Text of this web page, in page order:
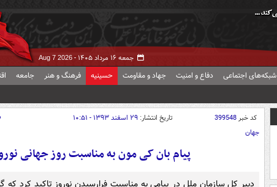
جمعه ۱۶ مرداد ۱۴۰۵ - Aug 7 2026
شبکه‌های اجتماعی دفاع و امنیت جهاد و مقاومت حسینیه فرهنگ و هنر جامعه
کد خبر399548 تاریخ انتشار: ۲۹ اسفند ۱۳۹۳ - ۱۰:۵۱
جهان
پیام بان کی مون به مناسبت روز جهانی
دبیر کل سازمان ملل در پیامی به مناسبت فرارسیدن نوروز تاکید کرد که